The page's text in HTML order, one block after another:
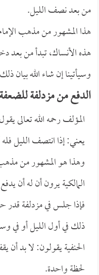
من بعد نصف الليل.
هذا المشهور من مذهب
هذه الأنساك، تبدأ من بعد
وسيأتينا إن شاء الله بيان
الدفع من مزدلفة
المؤلف رحمه الله تعالى
يعني: إذا انتصف الليل
وهذا هو المشهور من
المالكية يرون أن له أن
فإذا جلس في مزدلفة قدر
ذلك في أول الليل أو في
الحنفية يقولون: لا بد
لحظة واحدة.